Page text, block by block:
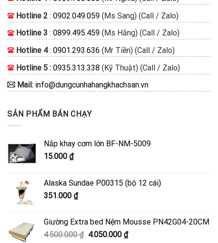
Hotline 2 : 0902.049.059 (Ms Sang) (Call / Zalo)
Hotline 3 : 0899.495.459 (Ms Hằng) (Call / Zalo)
Hotline 4: 0901.293.636 (Mr Tiền) (Call / Zalo)
Hotline 5 : 0935.313.338 (Kỹ Thuật) (Call / Zalo)
Mail: info@dungcunhahangkhachsan.vn
SẢN PHẨM BÁN CHẠY
Nắp khay cơm lớn BF-NM-5009
15.000 ₫
Alaska Sundae P00315 (bộ 12 cái)
351.000 ₫
Giường Extra bed Nệm Mousse PN42G04-20CM
4.500.000₫ Giá
4.050.000 ₫Giá